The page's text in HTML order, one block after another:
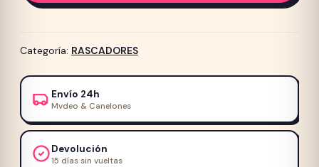
142cm
Interactivo
Cuerda
RESERVA
cantidad
Categoría: RASCADORES
Envío 24h
Mvdeo & Canelones
Devolución
15 días sin vueltas